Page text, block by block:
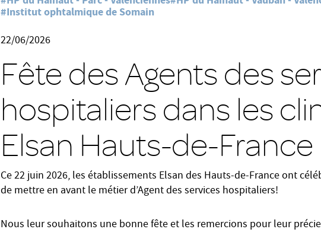
#Institut ophtalmique de Somain
22/06/2026
Fête des Agents des
hospitaliers dans les
Elsan Hauts-de-France
Ce 22 juin 2026, les établissements Elsan des Hauts-de-France ont
de mettre en avant le métier d’Agent des services hospitaliers!
Nous leur souhaitons une bonne fête et les remercions pour leur